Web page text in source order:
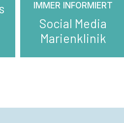
IMMER INFORMIERT
Social Media
Marienklinik